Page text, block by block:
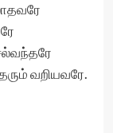
வறியவரே.